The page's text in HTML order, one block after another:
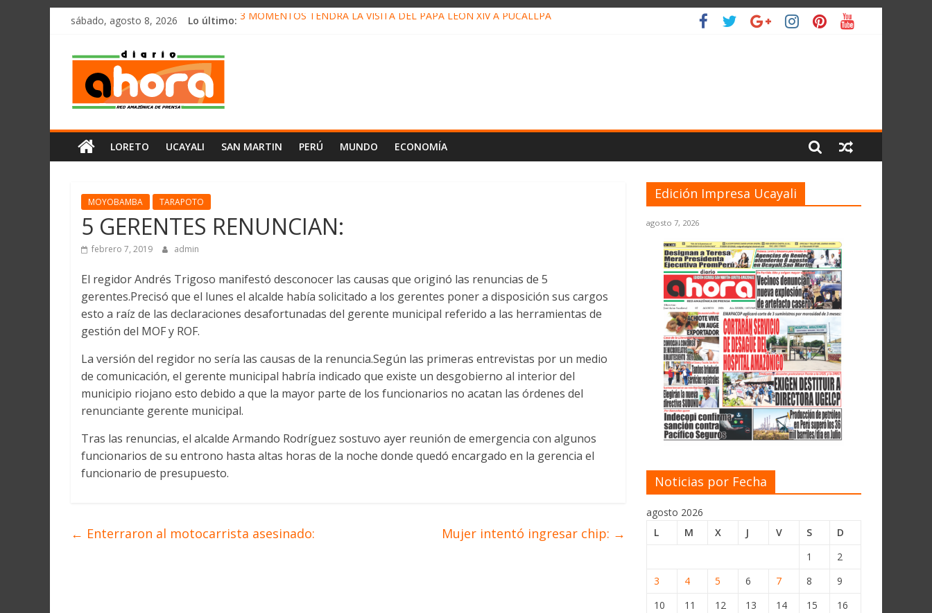
олимп казино
Saltarsábado, agosto 8, 2026 Lo último: 3 MOMENTOS TENDRÁ LA VISITA DEL PAPA LEÓN XIV A PUCALLPA
Diario
Ahora
Cadena
Amazónica
de
Noticias
del
Perú,
Mundo
Ucayali,
San
Martín
LORETO UCAYALI SAN MARTIN PERÚ MUNDO ECONOMÍA
MOYOBAMBA TARAPOTO
5 GERENTES RENUNCIAN:
febrero 7, 2019 admin
El regidor Andrés Trigoso manifestó desconocer las causas que originó las renuncias de 5
gerentes.Precisó que el lunes el alcalde había solicitado a los gerentes poner a disposición sus cargos
esto a raíz de las declaraciones desafortunadas del gerente municipal referido a las herramientas de
gestión del MOF y ROF.
La versión del regidor no sería las causas de la renuncia.Según las primeras entrevistas por un medio
de comunicación, el gerente municipal habría indicado que existe un desgobierno al interior del
municipio riojano esto debido a que la mayor parte de los funcionarios no acatan las órdenes del
renunciante gerente municipal.
Tras las renuncias, el alcalde Armando Rodríguez sostuvo ayer reunión de emergencia con algunos
funcionarios de su entrono hasta altas horas de la noche donde quedó encargado en la gerencia el
funcionario de presupuesto.
← Enterraron al motocarrista asesinado: Mujer intentó ingresar chip: →
Edición Impresa Ucayali
agosto 7, 2026
Noticias por Fecha
agosto 2026
L
M X J V S
D
1
2
3
4 5 6 7 8
9
10
11 12 13 14 15
16